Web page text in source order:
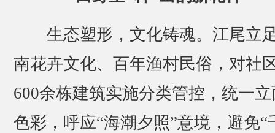
生态塑形，文化铸魂。江尾立
南花卉文化、百年渔村民俗，对社
600余栋建筑实施分类管控，统一立
色彩，呼应“海潮夕照”意境，避免“